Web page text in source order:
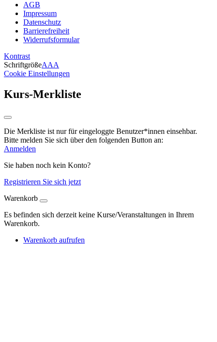
AGB
Impressum
Datenschutz
Barrierefreiheit
Widerrufsformular
Kontrast
SchriftgrößeAAA
Cookie Einstellungen
Kurs-Merkliste
Die Merkliste ist nur für eingeloggte Benutzer*innen einsehbar.
Bitte melden Sie sich über den folgenden Button an:
Anmelden
Sie haben noch kein Konto?
Registrieren Sie sich jetzt
Warenkorb
Es befinden sich derzeit keine Kurse/Veranstaltungen in Ihrem
Warenkorb.
Warenkorb aufrufen